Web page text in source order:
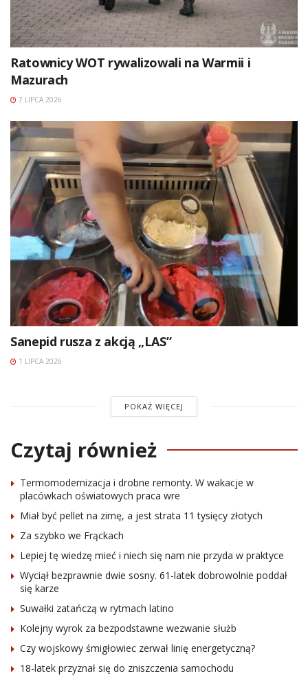
Ratownicy WOT rywalizowali na Warmii i
Mazurach
7 LIPCA 2026
Sanepid rusza z akcją „LAS”
1 LIPCA 2026
POKAŻ WIĘCEJ
Czytaj również
Termomodernizacja i drobne remonty. W wakacje w
placówkach oświatowych praca wre
Miał być pellet na zimę, a jest strata 11 tysięcy złotych
Za szybko we Frąckach
Lepiej tę wiedzę mieć i niech się nam nie przyda w praktyce
Wyciął bezprawnie dwie sosny. 61-latek dobrowolnie poddał
się karze
Suwałki zatańczą w rytmach latino
Kolejny wyrok za bezpodstawne wezwanie służb
Czy wojskowy śmigłowiec zerwał linię energetyczną?
18-latek przyznał się do zniszczenia samochodu